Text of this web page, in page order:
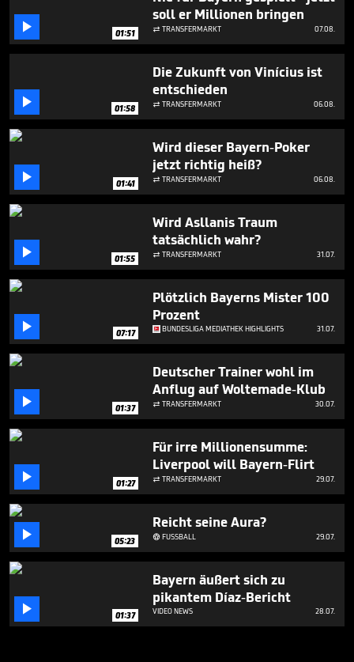
31
seconds
 01:51
soll er Millionen bringen
 TRANSFERMARKT 07.08.
 01:58
Die Zukunft von Vinícius ist
entschieden
 TRANSFERMARKT 06.08.
 01:41
Wird dieser Bayern-Poker
jetzt richtig heiß?
 TRANSFERMARKT 06.08.
 01:55
Wird Asllanis Traum
tatsächlich wahr?
 TRANSFERMARKT 31.07.
 07:17
Plötzlich Bayerns Mister 100
Prozent
BUNDESLIGA MEDIATHEK HIGHLIGHTS 31.07.
 01:37
Deutscher Trainer wohl im
Anflug auf Woltemade-Klub
 TRANSFERMARKT 30.07.
 01:27
Für irre Millionensumme:
Liverpool will Bayern-Flirt
 TRANSFERMARKT 29.07.
 05:23
Reicht seine Aura?
FUSSBALL 29.07.
 01:37
Bayern äußert sich zu
pikantem Díaz-Bericht
VIDEO NEWS 28.07.